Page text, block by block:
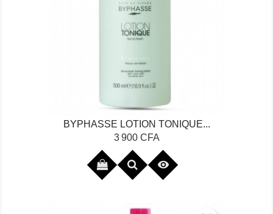
BYPHASSE LOTION TONIQUE...
Prix
3 900 CFA
